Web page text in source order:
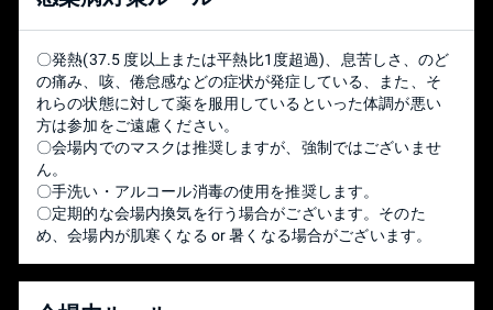
【Stage】
[スターター] 終点・小戦場・ポケモンスタジアム2・ホロ
ウバスティオン・戦場
[カウンター] 村と街・すま村
※「終点」は"戦場終点化"と"始まりの塔終点化"で代用可と
する
【 Character 】
全キャラクターが使用可能（1試合毎にキャラクター変更可
〇発熱(37.5 度以上または平熱比1度超過)、息苦しさ、のど
の痛み、咳、倦怠感などの症状が発症している、また、そ
れらの状態に対して薬を服用しているといった体調が悪い
方は参加をご遠慮ください。
〇会場内でのマスクは推奨しますが、強制ではございませ
ん。
〇手洗い・アルコール消毒の使用を推奨します。
〇定期的な会場内換気を行う場合がございます。そのた
め、会場内が肌寒くなる or 暑くなる場合がございます。